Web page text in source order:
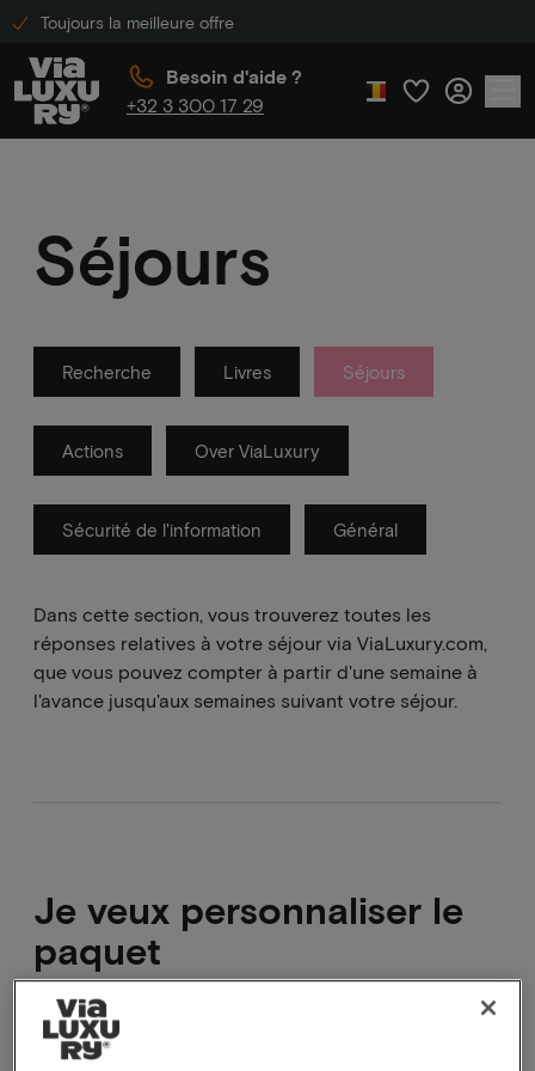
Toujours la meilleure offre
Besoin d'aide ?
+32 3 300 17 29
Séjours
Recherche Livres Séjours
Actions Over ViaLuxury
Sécurité de l'information Général
Dans cette section, vous trouverez toutes les
réponses relatives à votre séjour via ViaLuxury.com,
que vous pouvez compter à partir d'une semaine à
l'avance jusqu'aux semaines suivant votre séjour.
Je veux personnaliser le
paquet
Ce n'est pas possible, mais il y a des extras qui
peuvent être réservés pendant le processus de